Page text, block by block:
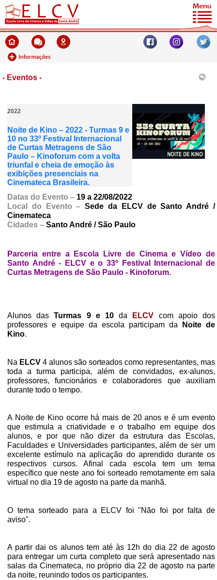
- Eventos -
2022
Noite de Kino – 2022 - Turmas 9 e
10 no 33º Festival Internacional
de Curtas Metragens de São
Paulo – Kinoforum com a volta
triunfal e cheia de emoção às
exibições presenciais na
Cinemateca Brasileira.
Datas do Evento – 19 a 22/08/2022
Local do Evento – Sede da ELCV de Santo André /
Cinemateca
Cidades – Santo André / São Paulo
Parceria entre a Escola Livre de Cinema e Vídeo de
Santo André - ELCV e o 33º Festival Internacional de
Curtas Metragens de São Paulo - Kinoforum.
Alunos das Turmas 9 e 10 da ELCV com apoio dos
professores e equipe da escola participam da
Noite de
Kino.
Na ELCV 4 alunos são sorteados como representantes, mas
toda a turma participa, além de convidados, ex-alunos,
professores, funcionários e colaboradores que auxiliam
durante todo o tempo.
A Noite de Kino ocorre há mais de 20 anos e é um evento
que estimula a criatividade e o trabalho em equipe dos
alunos, e por que não dizer da estrutura das Escolas,
Faculdades e Universidades participantes, além de ser um
excelente estímulo na aplicação do aprendido durante os
respectivos cursos. Afinal cada escola tem um tema
específico que neste ano foi sorteado remotamente em sala
virtual no dia 19 de agosto na parte da manhã.
O tema sorteado para a ELCV foi "Não foi por falta de
aviso".
A partir dai os alunos tem até às 12h do dia 22 de agosto
para entregar um curta completo que será apresentado nas
salas da Cinemateca, no próprio dia 22 de agosto na parte
da noite, reunindo todos os participantes.